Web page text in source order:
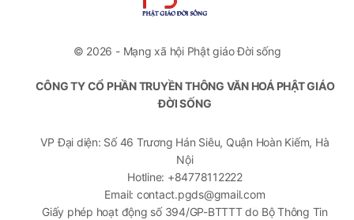
© 2026 - Mạng xã hội Phật giáo Đời sống
CÔNG TY CỔ PHẦN TRUYỀN THÔNG VĂN HOÁ PHẬT GIÁO
ĐỜI SỐNG
VP Đại diện: Số 46 Trương Hán Siêu, Quận Hoàn Kiếm, Hà
Nội
Hotline: +84778112222
Email: contact.pgds@gmail.com
Giấy phép hoạt động số 394/GP-BTTTT do Bộ Thông Tin